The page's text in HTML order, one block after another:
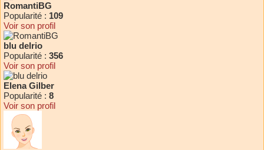
RomantiBG
Popularité : 109
Voir son profil
blu delrio
Popularité : 356
Voir son profil
Elena Gilber
Popularité : 8
Voir son profil